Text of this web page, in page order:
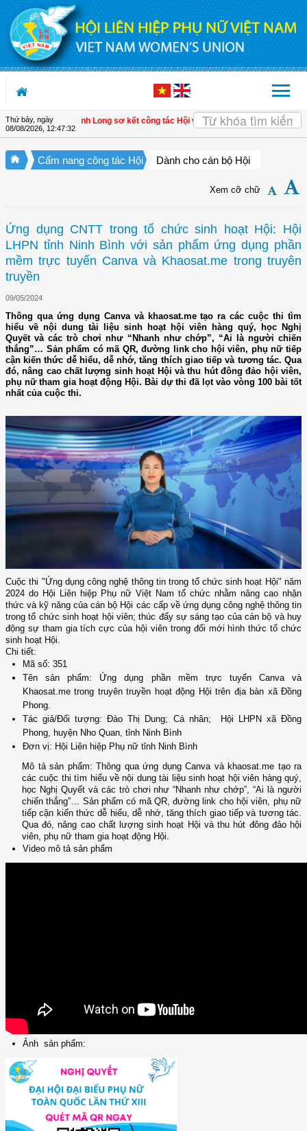
Truy cập nội dung luôn
Thứ bảy, ngày
08/08/2026, 12:47:33
Tam Ngãi, Vĩnh Long sơ kết công tác Hội và phong trào phụ nữ 6 tháng đầu
Cẩm nang công tác Hội Dành cho cán bộ Hội
Xem cỡ chữ
Ứng dụng CNTT trong tổ chức sinh hoạt Hội: Hội
LHPN tỉnh Ninh Bình với sản phẩm ứng dụng phần
mềm trực tuyến Canva và Khaosat.me trong truyên
truyền
09/05/2024
Thông qua ứng dụng Canva và khaosat.me tạo ra các cuộc thi tìm
hiểu về nội dung tài liệu sinh hoạt hội viên hàng quý, học Nghị
Quyết và các trò chơi như “Nhanh như chớp”, “Ai là người chiến
thắng”… Sản phẩm có mã QR, đường link cho hội viên, phụ nữ tiếp
cận kiến thức dễ hiểu, dễ nhớ, tăng thích giao tiếp và tương tác. Qua
đó, nâng cao chất lượng sinh hoạt Hội và thu hút đông đảo hội viên,
phụ nữ tham gia hoạt động Hội. Bài dự thi đã lọt vào vòng 100 bài tốt
nhất của cuộc thi.
Cuộc thi "Ứng dụng công nghệ thông tin trong tổ chức sinh hoạt Hội" năm
2024 do Hội Liên hiệp Phụ nữ Việt Nam tổ chức nhằm nâng cao nhận
thức và kỹ năng của cán bộ Hội các cấp về ứng dụng công nghệ thông tin
trong tổ chức sinh hoạt hội viên; thúc đẩy sự sáng tạo của cán bộ và huy
động sự tham gia tích cực của hội viên trong đổi mới hình thức tổ chức
sinh hoạt Hội.
Chi tiết:
Mã số: 351
Tên sản phẩm: Ứng dụng phần mềm trực tuyến Canva và
Khaosat.me trong truyên truyền hoạt động Hội trên địa bàn xã Đồng
Phong.
Tác giả/Đối tượng:Đào Thị Dung; Cá nhân;
Hội LHPN xã Đồng
Phong, huyện Nho Quan, tỉnh Ninh Bình
Đơn vị: Hội Liên hiệp Phụ nữ tỉnh Ninh Bình
Mô tả sản phẩm: Thông qua ứng dụng Canva và khaosat.me tạo ra
các cuộc thi tìm hiểu về nội dung tài liệu sinh hoạt hội viên hàng quý,
học Nghị Quyết và các trò chơi như “Nhanh như chớp”, “Ai là người
chiến thắng”… Sản phẩm có mã QR, đường link cho hội viên, phụ nữ
tiếp cận kiến thức dễ hiểu, dễ nhớ, tăng thích giao tiếp và tương tác.
Qua đó, nâng cao chất lượng sinh hoạt Hội và thu hút đông đảo hội
viên, phụ nữ tham gia hoạt động Hội.
Video mô tả sản phẩm
Ảnh sản phẩm: